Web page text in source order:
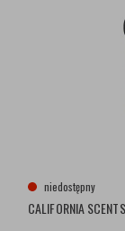
niedostępny
CALIFORNIA